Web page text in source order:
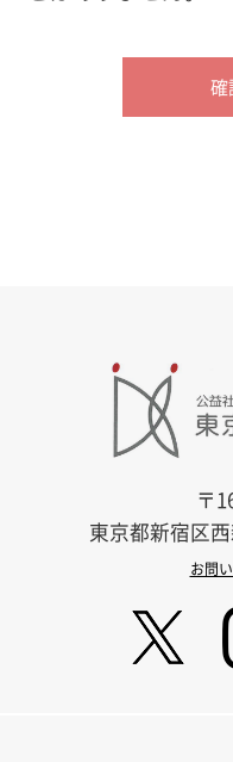
〒
東京都新宿区
お問